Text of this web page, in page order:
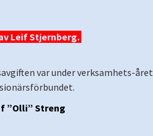
Leif Stjernberg.
var under verksamhets-året
”Olli” Streng